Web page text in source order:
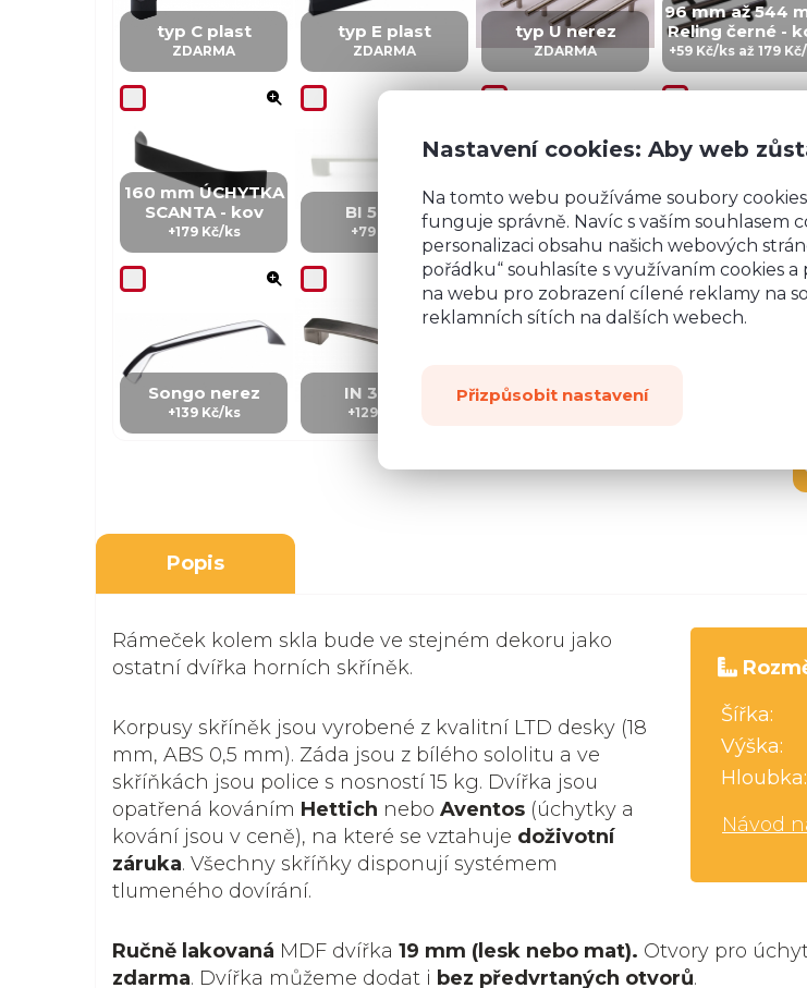
typ C plast
ZDARMA
typ E plast
ZDARMA
typ U nerez
ZDARMA
96 mm až 544
Reling černé -
+59 Kč/ks až 179
160 mm ÚCHYTKA
SCANTA - kov
+179 Kč/ks
BI 5 - kov
+79 Kč/ks
CZ 5 - kov
+99 Kč/ks
IN 5 - kov
+99 Kč/Ks
Songo nerez
+139 Kč/ks
IN 3 - kov
+129 Kč/Ks
Popis
Šířka:
Výška:
Hloubka:
Návod
Rámeček kolem skla bude ve stejném dekoru jako
ostatní dvířka horních skříněk.
Korpusy skříněk jsou vyrobené z kvalitní LTD desky (18
mm, ABS 0,5 mm). Záda jsou z bílého sololitu a ve
skříňkách jsou police s nosností 15 kg. Dvířka jsou
opatřená kováním Hettich nebo Aventos (úchytky a
kování jsou v ceně), na které se vztahuje doživotní
záruka. Všechny skříňky disponují systémem
tlumeného dovírání.
Ručně lakovaná MDF dvířka 19 mm (lesk nebo mat). Otvory pro
zdarma. Dvířka můžeme dodat i bez předvrtaných otvorů.
Nastavení cookies: Aby web
Na tomto webu používáme soubory
funguje správně. Navíc s vaším souhlasem
personalizaci obsahu našich webových
pořádku“ souhlasíte s využívaním cookies
na webu pro zobrazení cílené reklamy na
reklamních sítích na dalších webech.
Přizpůsobit nastavení